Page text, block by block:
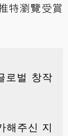
特瀏覽受賞
로벌 창작
해주신 지